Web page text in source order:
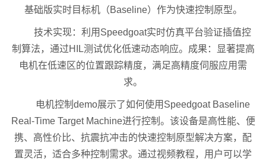
基础版实时目标机（Baseline）作为快速控制原型。
技术实现：利用Speedgoat实时仿真平台验证插值控
制算法，通过HIL测试优化低速动态响应。成果：显著提高
电机在低速区的位置跟踪精度，满足高精度伺服应用需
求。
电机控制demo展示了如何使用Speedgoat Baseline
Real-Time Target Machine进行控制。该设备是高性能、便
携、高性价比、抗震抗冲击的快速控制原型解决方案，配
置灵活，适合多种控制需求。通过视频教程，用户可以学